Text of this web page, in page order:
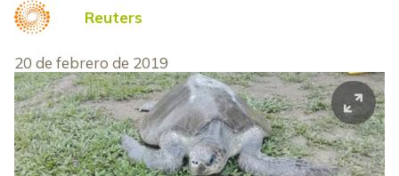
Reuters
20 de febrero de 2019